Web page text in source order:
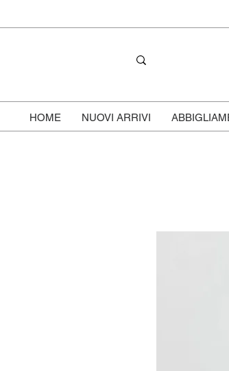
HOME NUOVI ARRIVI